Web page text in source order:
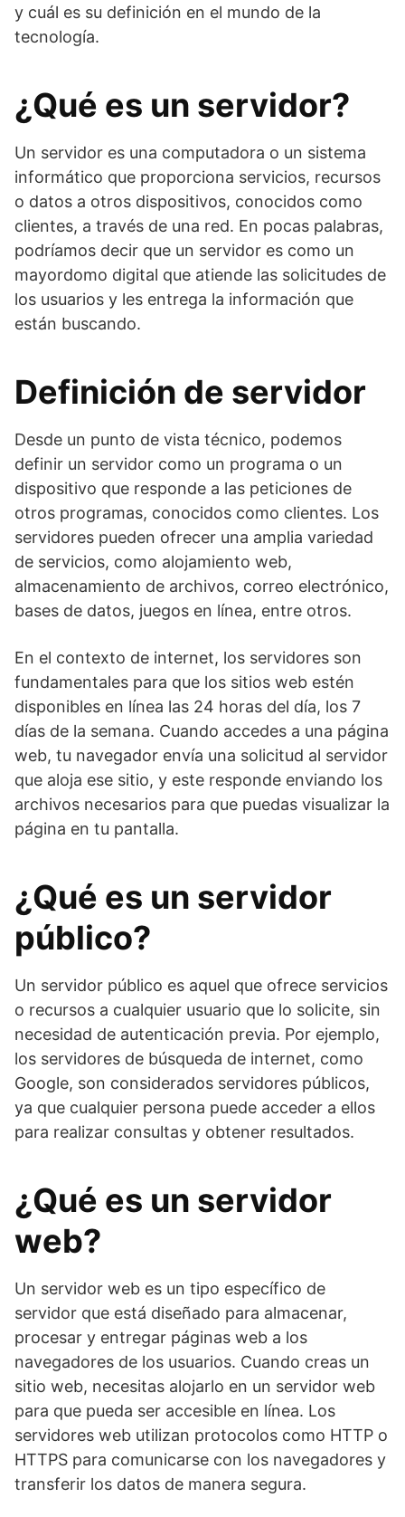
y cuál es su definición en el mundo de la
tecnología.
¿Qué es un servidor?
Un servidor es una computadora o un sistema
informático que proporciona servicios, recursos
o datos a otros dispositivos, conocidos como
clientes, a través de una red. En pocas palabras,
podríamos decir que un servidor es como un
mayordomo digital que atiende las solicitudes de
los usuarios y les entrega la información que
están buscando.
Definición de servidor
Desde un punto de vista técnico, podemos
definir un servidor como un programa o un
dispositivo que responde a las peticiones de
otros programas, conocidos como clientes. Los
servidores pueden ofrecer una amplia variedad
de servicios, como alojamiento web,
almacenamiento de archivos, correo electrónico,
bases de datos, juegos en línea, entre otros.
En el contexto de internet, los servidores son
fundamentales para que los sitios web estén
disponibles en línea las 24 horas del día, los 7
días de la semana. Cuando accedes a una página
web, tu navegador envía una solicitud al servidor
que aloja ese sitio, y este responde enviando los
archivos necesarios para que puedas visualizar la
página en tu pantalla.
¿Qué es un servidor
público?
Un servidor público es aquel que ofrece servicios
o recursos a cualquier usuario que lo solicite, sin
necesidad de autenticación previa. Por ejemplo,
los servidores de búsqueda de internet, como
Google, son considerados servidores públicos,
ya que cualquier persona puede acceder a ellos
para realizar consultas y obtener resultados.
¿Qué es un servidor
web?
Un servidor web es un tipo específico de
servidor que está diseñado para almacenar,
procesar y entregar páginas web a los
navegadores de los usuarios. Cuando creas un
sitio web, necesitas alojarlo en un servidor web
para que pueda ser accesible en línea. Los
servidores web utilizan protocolos como HTTP o
HTTPS para comunicarse con los navegadores y
transferir los datos de manera segura.